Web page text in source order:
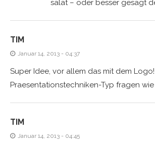
salat – oder besser gesagt
TIM
Januar 14, 2013 - 04:37
Super Idee, vor allem das mit dem
Praesentationstechniken-Typ fragen
TIM
Januar 14, 2013 - 04:45